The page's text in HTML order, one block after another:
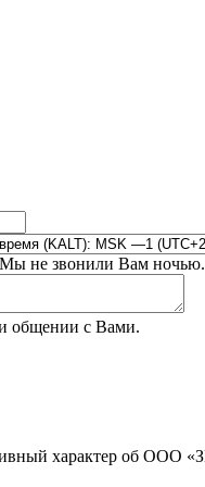
не звонили Вам ночью.
общении с Вами.
характер об ООО